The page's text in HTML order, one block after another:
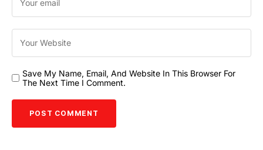
Save My Name, Email, And Website In This Browser For
The Next Time I Comment.